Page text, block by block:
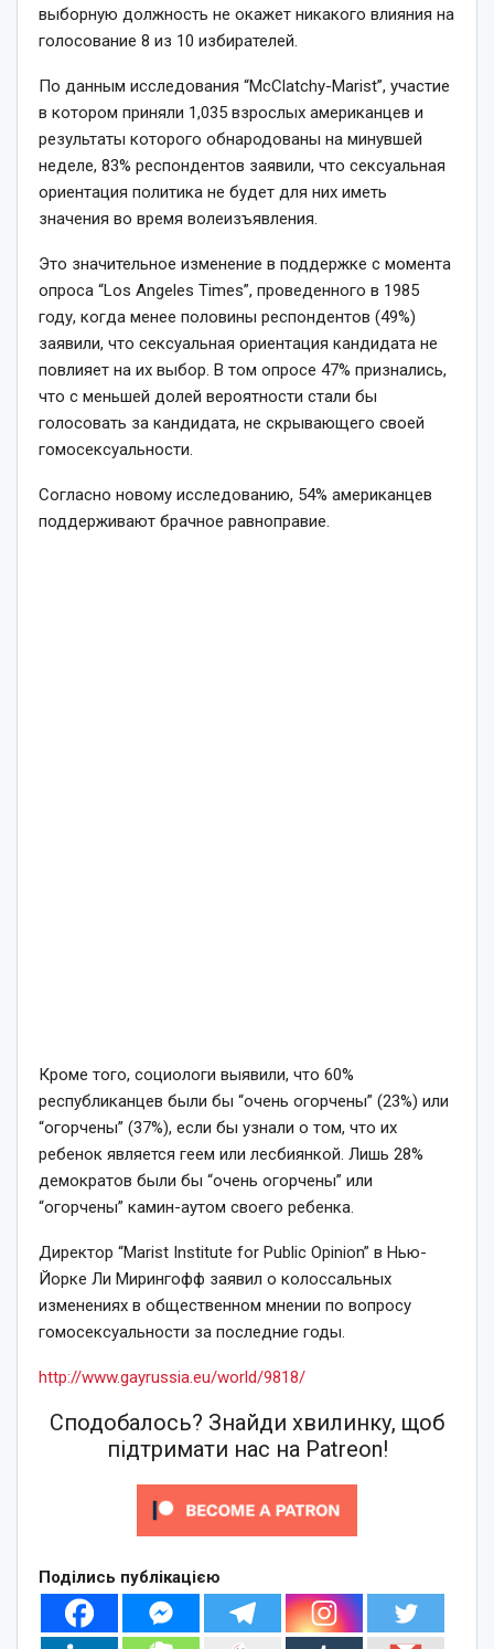
выборную должность не окажет никакого влияния на
голосование 8 из 10 избирателей.
По данным исследования “McClatchy-Marist”, участие
в котором приняли 1,035 взрослых американцев и
результаты которого обнародованы на минувшей
неделе, 83% респондентов заявили, что сексуальная
ориентация политика не будет для них иметь
значения во время волеизъявления.
Это значительное изменение в поддержке с момента
опроса “Los Angeles Times”, проведенного в 1985
году, когда менее половины респондентов (49%)
заявили, что сексуальная ориентация кандидата не
повлияет на их выбор. В том опросе 47% признались,
что с меньшей долей вероятности стали бы
голосовать за кандидата, не скрывающего своей
гомосексуальности.
Согласно новому исследованию, 54% американцев
поддерживают брачное равноправие.
Кроме того, социологи выявили, что 60%
республиканцев были бы “очень огорчены” (23%) или
“огорчены” (37%), если бы узнали о том, что их
ребенок является геем или лесбиянкой. Лишь 28%
демократов были бы “очень огорчены” или
“огорчены” камин-аутом своего ребенка.
Директор “Marist Institute for Public Opinion” в Нью-
Йорке Ли Мирингофф заявил о колоссальных
изменениях в общественном мнении по вопросу
гомосексуальности за последние годы.
http://www.gayrussia.eu/world/9818/
Сподобалось? Знайди хвилинку, щоб
підтримати нас на Patreon!
Поділись публікацією